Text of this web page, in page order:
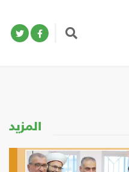
المزيد